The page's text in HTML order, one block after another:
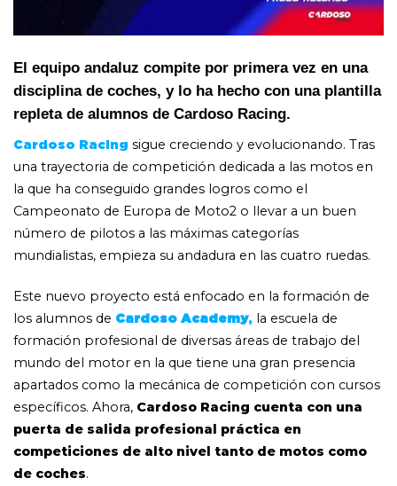
El equipo andaluz compite por primera vez en una
disciplina de coches, y lo ha hecho con una plantilla
repleta de alumnos de Cardoso Racing.
Cardoso Racing sigue creciendo y evolucionando. Tras
una trayectoria de competición dedicada a las motos en
la que ha conseguido grandes logros como el
Campeonato de Europa de Moto2 o llevar a un buen
número de pilotos a las máximas categorías
mundialistas, empieza su andadura en las cuatro ruedas.
Este nuevo proyecto está enfocado en la formación de
los alumnos de Cardoso Academy, la escuela de
formación profesional de diversas áreas de trabajo del
mundo del motor en la que tiene una gran presencia
apartados como la mecánica de competición con cursos
específicos. Ahora, Cardoso Racing cuenta con una
puerta de salida profesional práctica en
competiciones de alto nivel tanto de motos como
de coches.